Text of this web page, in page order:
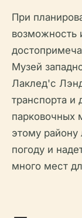
При
возможность
Музей
Лаклед'с
транспорта и
парковочных
этому району
погоду и
много мест